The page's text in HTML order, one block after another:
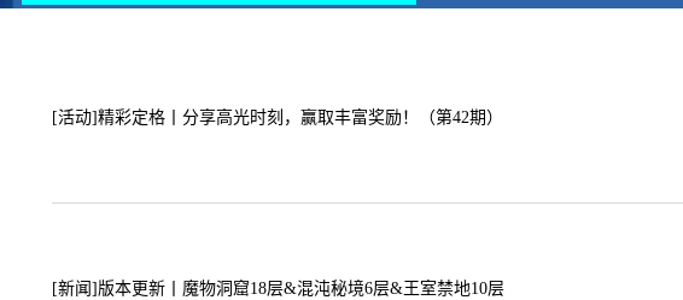
[活动]精彩定格丨分享高光时刻，赢取丰富奖励！（第42期）
[新闻] 版本更新丨魔物洞窟18层&混沌秘境6层&王室禁地10层